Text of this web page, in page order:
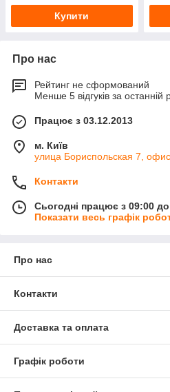
Купити
Про нас
Рейтинг не сформований
Менше 5 відгуків за останній
Працює з 03.12.2013
м. Київ
улица Бориспольская 7,
Контакти
Сьогодні працює з 09:00
Показати весь графік
Про нас
Контакти
Доставка та оплата
Графік роботи